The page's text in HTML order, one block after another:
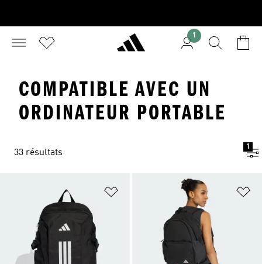
1
COMPATIBLE AVEC UN
ORDINATEUR PORTABLE
33 résultats
1
Ajouter à la Liste de produits